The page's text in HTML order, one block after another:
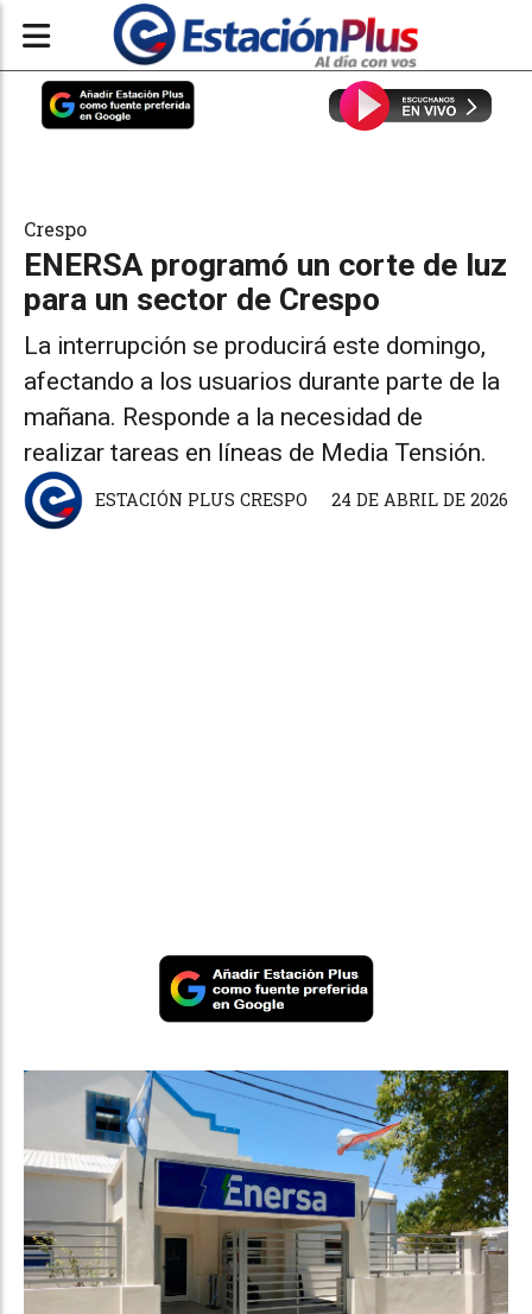
ENERSA programó un corte de luz
para un sector de Crespo
La interrupción se producirá este domingo,
afectando a los usuarios durante parte de la
mañana. Responde a la necesidad de
realizar tareas en líneas de Media Tensión.
Crespo
24 DE ABRIL DE 2026
ESTACIÓN PLUS CRESPO